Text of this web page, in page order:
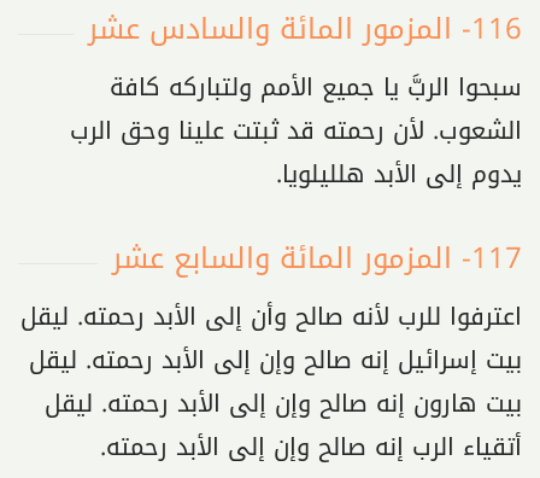
116- المزمور المائة والسادس عشر
سبحوا الربَّ يا جميع الأمم ولتباركه كافة
الشعوب. لأن رحمته قد ثبتت علينا وحق الرب
يدوم إلى الأبد هلليلويا.
117- المزمور المائة والسابع عشر
اعترفوا للرب لأنه صالح وأن إلى الأبد رحمته. ليقل
بيت إسرائيل إنه صالح وإن إلى الأبد رحمته. ليقل
بيت هارون إنه صالح وإن إلى الأبد رحمته. ليقل
أتقياء الرب إنه صالح وإن إلى الأبد رحمته.